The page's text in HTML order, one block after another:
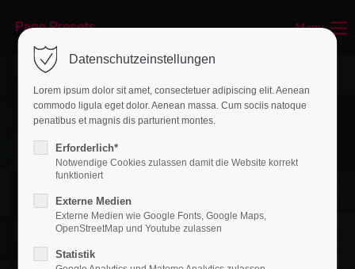
Menu
Datenschutzeinstellungen
Lorem ipsum dolor sit amet, consectetuer adipiscing elit. Aenean
commodo ligula eget dolor. Aenean massa. Cum sociis natoque
penatibus et magnis dis parturient montes.
Erforderlich*
Notwendige Cookies zulassen damit die Website korrekt
funktioniert
Externe Medien
Externe Medien wie Google Fonts, Google Maps,
OpenStreetMap und Youtube zulassen
Statistik